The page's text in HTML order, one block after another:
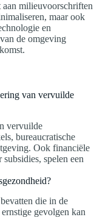
aan milieuvoorschriften
maar ook
en
de omgeving
van vervuilde
vervuilde
bureaucratische
Ook financiële
spelen een
die in de
gevolgen kan